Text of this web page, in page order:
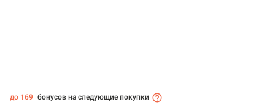
до 169 бонусов на следующие покупки